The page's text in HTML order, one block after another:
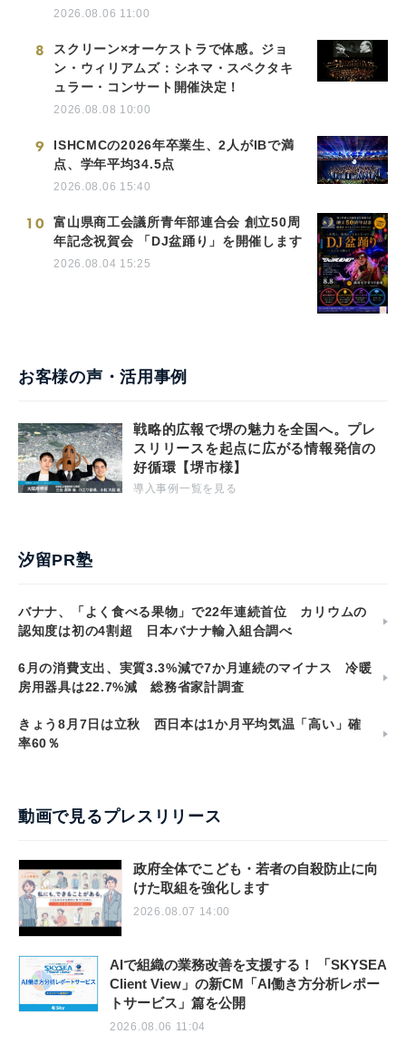
2026.08.06 11:00
8
スクリーン×オーケストラで体感。ジョ
ン・ウィリアムズ：シネマ・スペクタキ
ュラー・コンサート開催決定！
2026.08.08 10:00
9
ISHCMCの2026年卒業生、2人がIBで満
点、学年平均34.5点
2026.08.06 15:40
10
富山県商工会議所青年部連合会 創立50周
年記念祝賀会 「DJ盆踊り」を開催します
2026.08.04 15:25
お客様の声・活用事例
戦略的広報で堺の魅力を全国へ。プレ
スリリースを起点に広がる情報発信の
好循環【堺市様】
導入事例一覧を見る
汐留PR塾
バナナ、「よく食べる果物」で22年連続首位 カリウムの
認知度は初の4割超 日本バナナ輸入組合調べ
6月の消費支出、実質3.3%減で7か月連続のマイナス 冷暖
房用器具は22.7%減 総務省家計調査
きょう8月7日は立秋 西日本は1か月平均気温「高い」確
率60％
動画で見るプレスリリース
政府全体でこども・若者の自殺防止に向
けた取組を強化します
2026.08.07 14:00
AIで組織の業務改善を支援する！ 「SKYSEA
Client View」の新CM「AI働き方分析レポー
トサービス」篇を公開
2026.08.06 11:04